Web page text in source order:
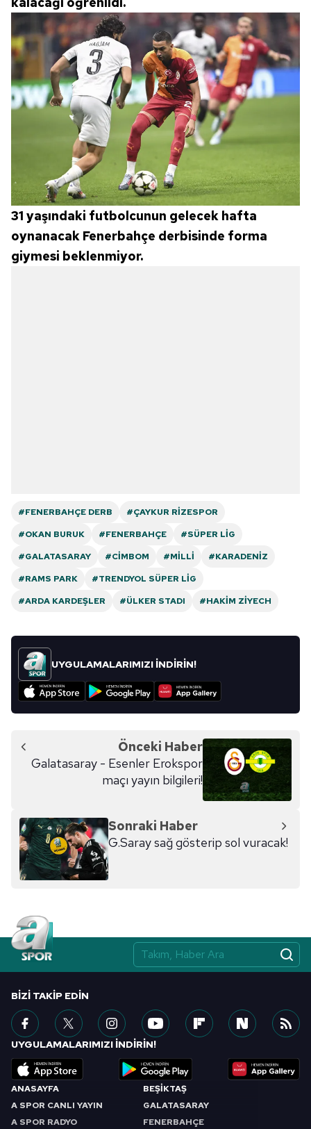
31 yaşındaki futbolcunun gelecek hafta
oynanacak Fenerbahçe derbisinde forma
giymesi beklenmiyor.
#FENERBAHÇE DERB
#ÇAYKUR RIZESPOR
#OKAN BURUK
#FENERBAHÇE
#SÜPER LIG
#GALATASARAY
#CIMBOM #MILLI
#KARADENIZ
#RAMS PARK
#TRENDYOL SÜPER LIG
#ARDA KARDEŞLER
#ÜLKER STADI #HAKIM ZIYECH
UYGULAMALARIMIZI İNDİRİN!
Önceki Haber
Galatasaray - Esenler Erokspor
maçı yayın bilgileri!
Sonraki Haber
G.Saray sağ gösterip sol vuracak!
ANASAYFA
A SPOR CANLI YAYIN
A SPOR RADYO
BEŞİKTAŞ
GALATASARAY
FENERBAHÇE
BIZI TAKIP EDIN
UYGULAMALARIMIZI İNDİRİN!